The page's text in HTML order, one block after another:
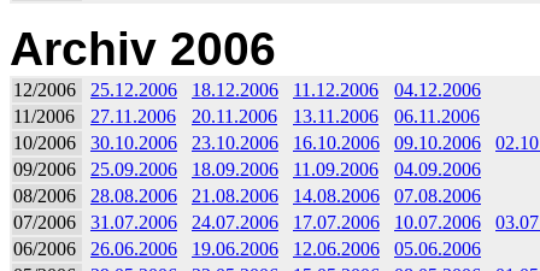
Archiv 2006
12/2006 25.12.2006 18.12.2006 11.12.2006
04.12.2006
11/2006
27.11.2006 20.11.2006 13.11.2006
06.11.2006
10/2006
30.10.2006 23.10.2006 16.10.2006 09.10.2006
09/2006
25.09.2006 18.09.2006 11.09.2006
04.09.2006
08/2006
28.08.2006 21.08.2006 14.08.2006
07.08.2006
07/2006
31.07.2006 24.07.2006 17.07.2006 10.07.2006
06/2006
26.06.2006 19.06.2006 12.06.2006
05.06.2006